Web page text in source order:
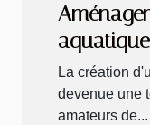
petits
La création
devenue une
amateurs de...